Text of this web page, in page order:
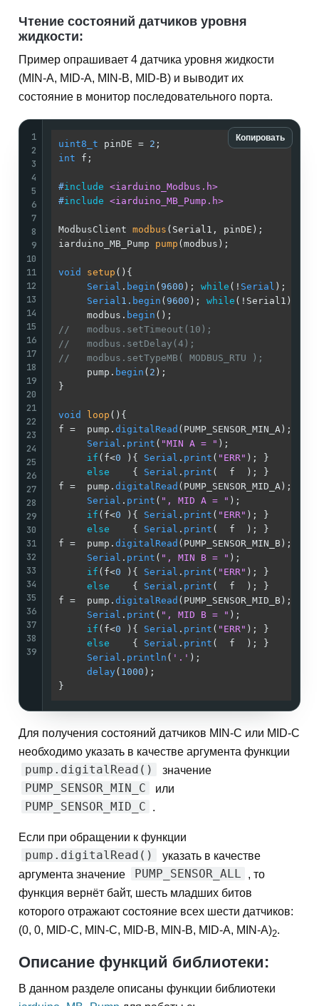
Чтение состояний датчиков уровня
жидкости:
Пример опрашивает 4 датчика уровня жидкости
(MIN-A, MID-A, MIN-B, MID-B) и выводит их
состояние в монитор последовательного порта.
Копировать
1
2
3
4
5
6
7
8
9
10
11
12
13
14
15
16
17
18
19
20
21
22
23
24
25
26
27
28
29
30
31
32
33
34
35
36
37
38
39
uint8_t pinDE = 2 ;
int f;
#include <iarduino_Modbus.h>
#include <iarduino_MB_Pump.h>
ModbusClient modbus (Serial1, pinDE) ;
iarduino_MB_Pump pump (modbus) ;
void
setup () {
Serial . begin ( 9600 ); while (! Serial );
Serial1. begin ( 9600 ); while (!Serial1);
     modbus.
begin ();
//   modbus.setTimeout(10);                 //
//   modbus.setDelay(4);                    //
//   modbus.setTypeMB( MODBUS_RTU );        //
     pump.
begin ( 2 );
}
void
loop () {
f =  pump. digitalRead (PUMP_SENSOR_MIN_A);
Serial . print ( "MIN A = " );
if (f<0 ){ Serial . print ( "ERR" ); }
else
    {
Serial . print (  f  ); }
f =  pump. digitalRead (PUMP_SENSOR_MID_A);
Serial . print ( ", MID A = " );
if (f<0 ){ Serial . print ( "ERR" ); }
else
    {
Serial . print (  f  ); }
f =  pump. digitalRead (PUMP_SENSOR_MIN_B);
Serial . print ( ", MIN B = " );
if (f<0 ){ Serial . print ( "ERR" ); }
else
    {
Serial . print (  f  ); }
f =  pump. digitalRead (PUMP_SENSOR_MID_B);
Serial . print ( ", MID B = " );
if (f<0 ){ Serial . print ( "ERR" ); }
else
    {
Serial . print (  f  ); }
Serial . println ( '.' );
delay( 1000 );
}
Для получения состояний датчиков MIN-C или MID-C
необходимо указать в качестве аргумента функции
pump.digitalRead() значение
PUMP_SENSOR_MIN_C или
PUMP_SENSOR_MID_C .
Если при обращении к функции
pump.digitalRead()
указать в качестве
аргумента значение
PUMP_SENSOR_ALL
, то
функция вернёт байт, шесть младших битов
которого отражают состояние всех шести датчиков:
(0, 0, MID-C, MIN-C, MID-B, MIN-B, MID-A, MIN-A)2.
Описание функций библиотеки:
В данном разделе описаны функции библиотеки